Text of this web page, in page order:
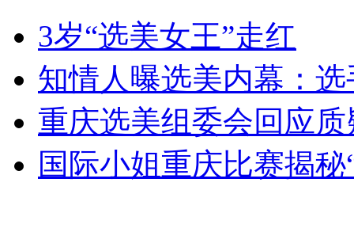
女孩北京地铁殴打老人 痛下狠手拳打脚踢
无痛分娩是否安全 医生回应
外交部：反对强权政治霸凌主义
3岁“选美女王”走红
知情人曝选美内幕：
重庆选美组委会回应
国际小姐重庆比赛揭秘